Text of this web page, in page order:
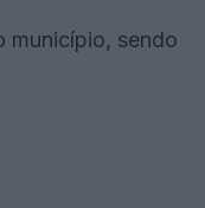
município, sendo